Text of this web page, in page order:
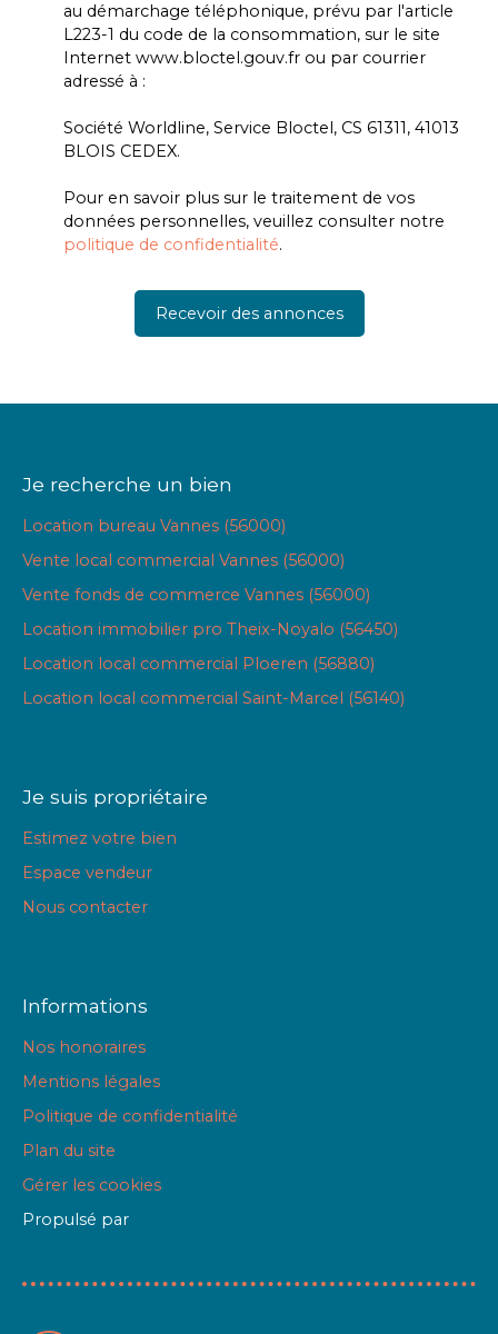
au démarchage téléphonique, prévu par l'article
L223-1 du code de la consommation, sur le site
Internet www.bloctel.gouv.fr ou par courrier
adressé à :
Société Worldline, Service Bloctel, CS 61311, 41013
BLOIS CEDEX.
Pour en savoir plus sur le traitement de vos
données personnelles, veuillez consulter notre
politique de confidentialité.
Recevoir des annonces
Je recherche un bien
Location bureau Vannes (56000)
Vente local commercial Vannes (56000)
Vente fonds de commerce Vannes (56000)
Location immobilier pro Theix-Noyalo (56450)
Location local commercial Ploeren (56880)
Location local commercial Saint-Marcel (56140)
Je suis propriétaire
Estimez votre bien
Espace vendeur
Nous contacter
Informations
Nos honoraires
Mentions légales
Politique de confidentialité
Plan du site
Gérer les cookies
Propulsé par